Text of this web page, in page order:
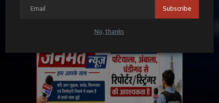
Subscribe
No, thanks
Janmat News Jul 7, 2026